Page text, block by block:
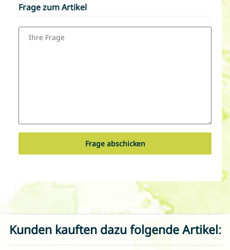
Frage zum Artikel
Ihre Frage
Frage abschicken
Kunden kauften dazu folgende Artikel: